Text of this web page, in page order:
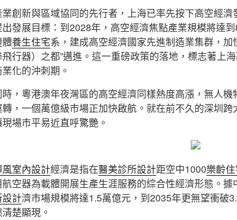
創新與區域協同的先行者，上海已率先按下高空經濟
發展目標：到2028年，高空經濟焦點產業規模將達
養生住宅系，建成高空經濟國家先進制造業集群，
行器）之都”邁進。這一重磅政策的落地，標志著上
化的沖刺期。
，粵港澳年夜灣區的高空經濟同樣熱度高漲，無人
，一個萬億級市場正加快啟航。就在前不久的深圳
場市平易近直呼驚艷。
風室內設計經濟是指在醫美診所設計距空中1000樂齡
空器為載體開展生產生涯服務的綜合性經濟形態。
計濟市場規模將達1.5萬億元，到2035年更無望衝破
楚顯現。